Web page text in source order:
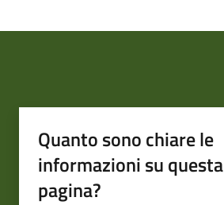
Quanto sono chiare le
informazioni su questa
pagina?